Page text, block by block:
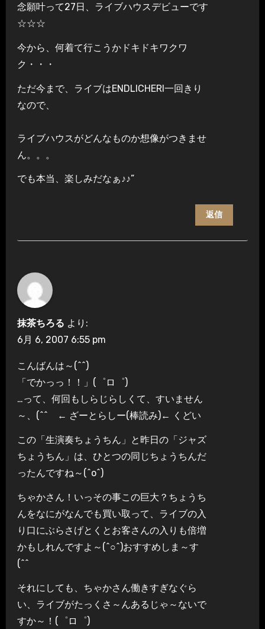
念願叶って27日、ライブハウスデビューです
☆☆☆
今から、何着て行こうかドキドキワクワ
ク・・・
ただ今まで、ライブはENDLICHERI一回きり
なので、
ライブハウスがどんなものか想像がつきませ
ん。。。
でも本当、楽しみだなぁ♪♪”
返信
抹茶ちろる より:
6月 6, 2007 6:55 pm
こんばんは～(^^)
「でかっっ！！」(゜ロ゜)
…って、何回もしらじらしくて、すいません
～、(^^ゞ← ざーとらしー(棒読み)← くどい
この「生演奏ちょうちん」と昨日の「ジャズ
ちょうちん」は、ひとつの同じちょうちんだ
ったんですね～(^o^)
ちゃかさん！いっその事この巨大？ちょうち
んをなにがなんでも買い取って、ライブの入
り口にぶらさげとくとお客さんの入りも倍増
かもしれんですよ～(^○^)おすすめしま～す
(^^ゞ
それにしても、ちゃかさん働きすぎなぐら
い、ライブがたっくさ～んあるじゃ～ないで
すか～！(゜ロ゜)